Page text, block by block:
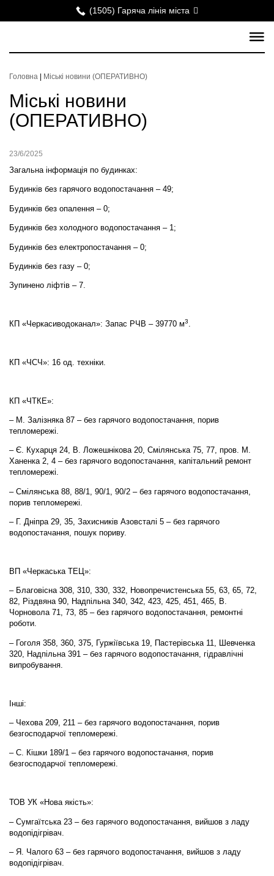
(1505) Гаряча лінія міста
Головна Міські новини (ОПЕРАТИВНО)
Міські новини
(ОПЕРАТИВНО)
23/6/2025
Загальна інформація по будинках:
Будинків без гарячого водопостачання – 49;
Будинків без опалення – 0;
Будинків без холодного водопостачання – 1;
Будинків без електропостачання – 0;
Будинків без газу – 0;
Зупинено ліфтів – 7.
КП «Черкасиводоканал»: Запас РЧВ – 39770 м3.
КП «ЧСЧ»: 16 од. техніки.
КП «ЧТКЕ»:
– М. Залізняка 87 – без гарячого водопостачання, порив
тепломережі.
– Є. Кухарця 24, В. Ложешнікова 20, Смілянська 75, 77, пров. М.
Ханенка 2, 4 – без гарячого водопостачання, капітальний ремонт
тепломережі.
– Смілянська 88, 88/1, 90/1, 90/2 – без гарячого водопостачання,
порив тепломережі.
– Г. Дніпра 29, 35, Захисників Азовсталі 5 – без гарячого
водопостачання, пошук пориву.
ВП «Черкаська ТЕЦ»:
– Благовісна 308, 310, 330, 332, Новопречистенська 55, 63, 65, 72,
82, Різдвяна 90, Надпільна 340, 342, 423, 425, 451, 465, В.
Чорновола 71, 73, 85 – без гарячого водопостачання, ремонтні
роботи.
– Гоголя 358, 360, 375, Гуржіївська 19, Пастерівська 11, Шевченка
320, Надпільна 391 – без гарячого водопостачання, гідравлічні
випробування.
Інші:
– Чехова 209, 211 – без гарячого водопостачання, порив
безгосподарчої тепломережі.
– С. Кішки 189/1 – без гарячого водопостачання, порив
безгосподарчої тепломережі.
ТОВ УК «Нова якість»:
– Сумгаїтська 23 – без гарячого водопостачання, вийшов з ладу
водопідігрівач.
– Я. Чалого 63 – без гарячого водопостачання, вийшов з ладу
водопідігрівач.